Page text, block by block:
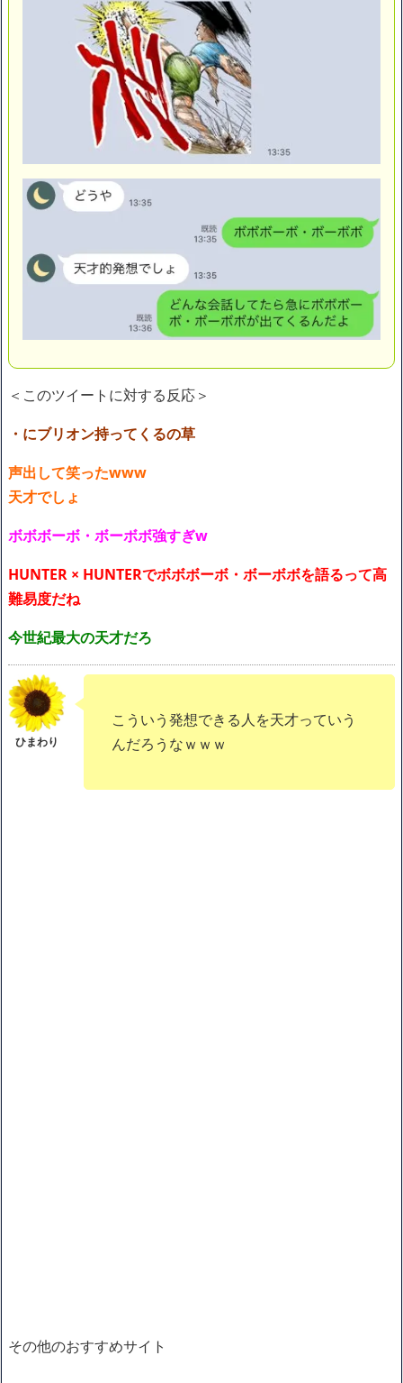
＜このツイートに対する反応＞
・にブリオン持ってくるの草
声出して笑ったwww
天才でしょ
ボボボーボ・ボーボボ強すぎw
HUNTER × HUNTERでボボボーボ・ボーボボを語るって高
難易度だね
今世紀最大の天才だろ
こういう発想できる人を天才っていう
んだろうなｗｗｗ
その他のおすすめサイト